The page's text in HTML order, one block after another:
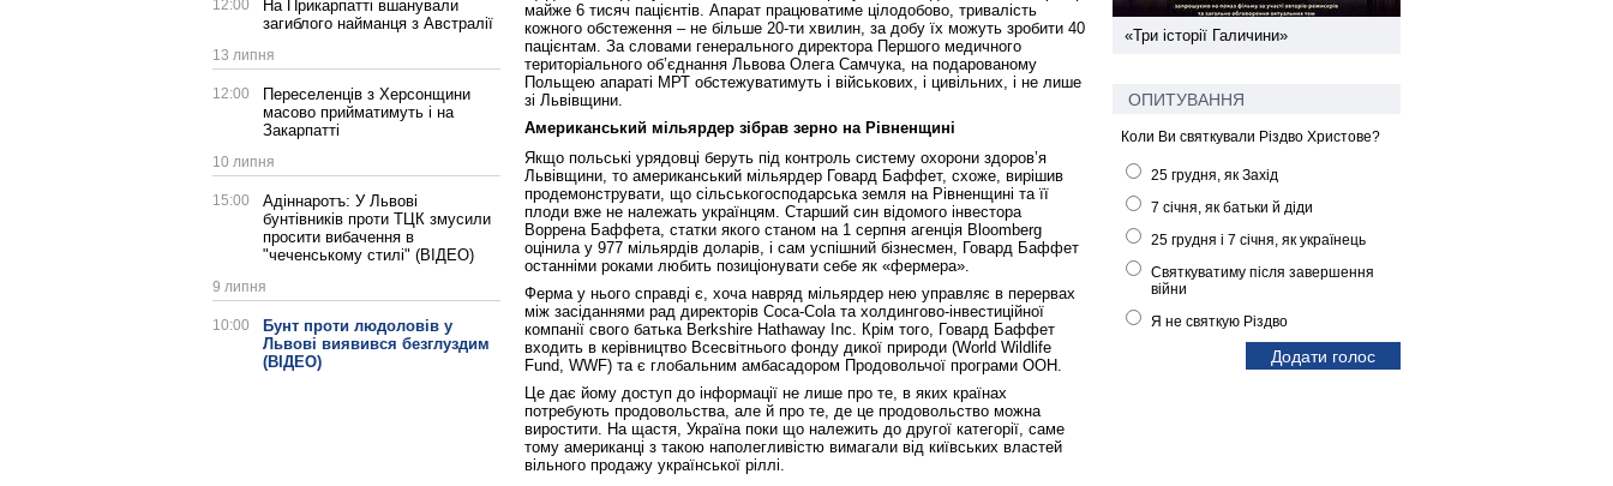
12:00
На Прикарпатті вшанували
загиблого найманця з Австралії
13 липня
12:00
Переселенців з Херсонщини
масово прийматимуть і на
Закарпатті
10 липня
15:00
Адіннаротъ: У Львові
бунтівників проти ТЦК змусили
просити вибачення в
"чеченському стилі" (ВІДЕО)
9 липня
10:00
Бунт проти людоловів у
Львові виявився безглуздим
(ВІДЕО)
майже 6 тисяч пацієнтів. Апарат працюватиме цілодобово, тривалість
кожного обстеження – не більше 20-ти хвилин, за добу їх можуть зробити 40
пацієнтам. За словами генерального директора Першого медичного
територіального об’єднання Львова Олега Самчука, на подарованому
Польщею апараті МРТ обстежуватимуть і військових, і цивільних, і не лише
зі Львівщини.
Американський мільярдер зібрав зерно на Рівненщині
Якщо польські урядовці беруть під контроль систему охорони здоров’я
Львівщини, то американський мільярдер Говард Баффет, схоже, вирішив
продемонструвати, що сільськогосподарська земля на Рівненщині та її
плоди вже не належать українцям. Старший син відомого інвестора
Воррена Баффета, статки якого станом на 1 серпня агенція Bloomberg
оцінила у 977 мільярдів доларів, і сам успішний бізнесмен, Говард Баффет
останніми роками любить позиціонувати себе як «фермера».
Ферма у нього справді є, хоча навряд мільярдер нею управляє в перервах
між засіданнями рад директорів Coca-Cola та холдингово-інвестиційної
компанії свого батька Berkshire Hathaway Inc. Крім того, Говард Баффет
входить в керівництво Всесвітнього фонду дикої природи (World Wildlife
Fund, WWF) та є глобальним амбасадором Продовольчої програми ООН.
Це дає йому доступ до інформації не лише про те, в яких країнах
потребують продовольства, але й про те, де це продовольство можна
виростити. На щастя, Україна поки що належить до другої категорії, саме
тому американці з такою наполегливістю вимагали від київських властей
вільного продажу української ріллі.
Спільний інформпростір Західної
України
«Три історії Галичини»
ОПИТУВАННЯ
Коли Ви святкували Різдво Христове?
25 грудня, як Захід
7 січня, як батьки й діди
25 грудня і 7 січня, як українець
Святкуватиму після завершення
війни
Я не святкую Різдво